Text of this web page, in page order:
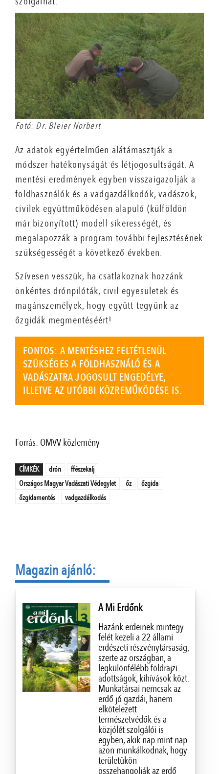
Fotó: Dr. Bleier Norbert
Az adatok egyértelműen alátámasztják a
módszer hatékonyságát és létjogosultságát. A
mentési eredmények egyben visszaigazolják a
földhasználók és a vadgazdálkodók, vadászok,
civilek együttműködésen alapuló (külföldön
már bizonyított) modell sikerességét, és
megalapozzák a program további fejlesztésének
szükségességét a következő években.
Szívesen vesszük, ha csatlakoznak hozzánk
önkéntes drónpilóták, civil egyesületek és
magánszemélyek, hogy együtt tegyünk az
őzgidák megmentéséért!
FONTOS: A MENTÉSHEZ FELTÉTLENÜL
SZÜKSÉGES A FÖLDHASZNÁLÓ ÉS A
VADÁSZATRA JOGOSULT ENGEDÉLYE,
ILLETVE AZ UTÓBBI KÖZREMŰKÖDÉSE IS.
Forrás: OMVV közlemény
CÍMKÉK drón
ffészekalj
Országos Magyar Vadászati Védegylet
őz
őzgida
őzgidamentés
vadgazdálkodás
Magazin ajánló:
A Mi Erdőnk
Hazánk erdeinek mintegy
felét kezeli a 22 állami
erdészeti részvénytársaság,
szerte az országban, a
legkülönfélébb földrajzi
adottságok, kihívások közt.
Munkatársai nemcsak az
erdő jó gazdái, hanem
elkötelezett
természetvédők és a
közjólét szolgálói is
egyben, akik nap mint nap
azon munkálkodnak, hogy
területükön
összehangolják az erdő